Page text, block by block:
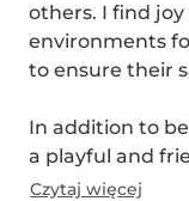
others. I find
environments
to ensure their
In addition to
a playful and
Czytaj więcej